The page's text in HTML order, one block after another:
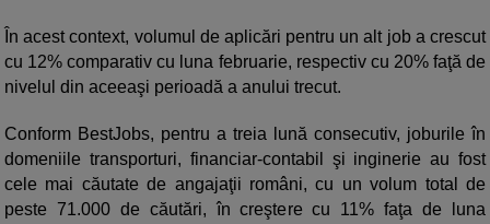
În acest context, volumul de aplicări pentru un alt job a crescut
cu 12% comparativ cu luna februarie, respectiv cu 20% faţă de
nivelul din aceeaşi perioadă a anului trecut.
Conform BestJobs, pentru a treia lună consecutiv, joburile în
domeniile transporturi, financiar-contabil şi inginerie au fost
cele mai căutate de angajaţii români, cu un volum total de
peste 71.000 de căutări, în creştere cu 11% faţa de luna